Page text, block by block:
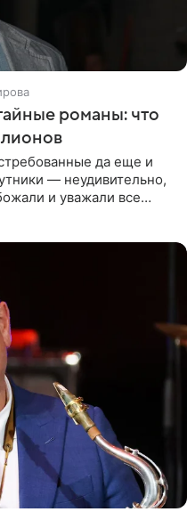
романы: что
да еще и
— неудивительно,
и уважали все